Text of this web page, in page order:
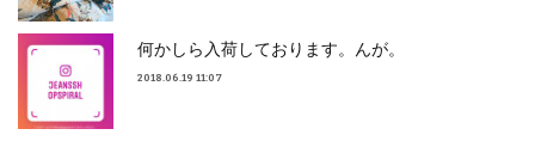
何かしら入荷しております。んが。
2018.06.19 11:07